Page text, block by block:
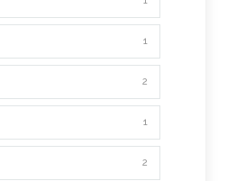
1
2
1
2